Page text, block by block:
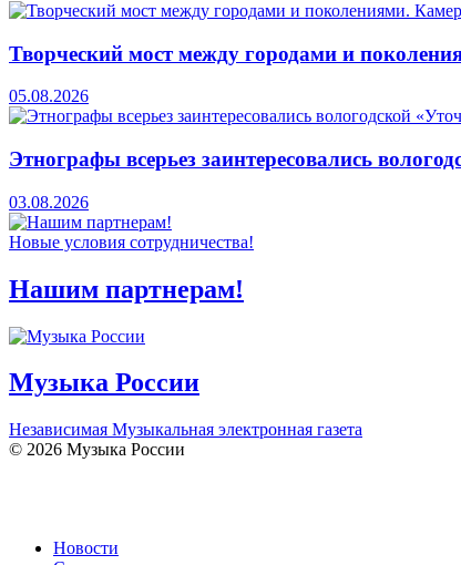
Творческий мост между городами и
05.08.2026
Этнографы всерьез заинтересовались
03.08.2026
Новые условия сотрудничества!
Нашим партнерам!
Музыка России
Независимая Музыкальная электронная газета
© 2026 Музыка России
Новости